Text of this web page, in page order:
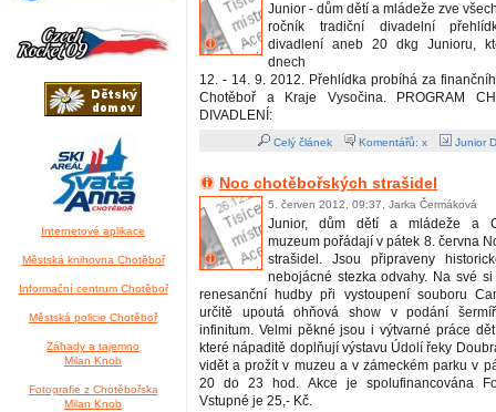
Internetové aplikace
Městská knihovna Chotěboř
Informační centrum Chotěboř
Městská policie Chotěboř
Záhady a tajemno
Milan Knob
Fotografie z Chotěbořska
Milan Knob
Junior - dům dětí a mládeže zve
ročník tradiční divadelní
divadlení aneb 20 dkg Junioru,
dnech
12. - 14. 9. 2012. Přehlídka probíhá za
Chotěboř a Kraje Vysočina. PROGRAM
DIVADLENÍ:
Celý článek Komentářů: x Junior
Noc chotěbořských strašidel
5. červen 2012, 09:37, Jarka Čermáková
Junior, dům dětí a mládeže a
muzeum pořádají v pátek 8. června
strašidel. Jsou připraveny
nebojácné stezka odvahy. Na své
renesanční hudby při vystoupení souboru
určitě upoutá ohňová show v podání
infinitum. Velmi pěkné jsou i výtvarné práce
které nápaditě doplňují výstavu Údolí řeky
vidět a prožít v muzeu a v zámeckém parku v
20 do 23 hod. Akce je spolufinancována
Vstupné je 25,- Kč.